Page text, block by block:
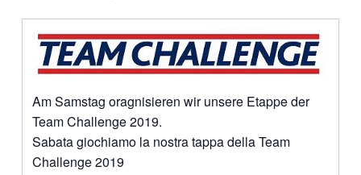
Am Samstag oragnisieren wir unsere Etappe der
Team Challenge 2019.
Sabata giochiamo la nostra tappa della Team
Challenge 2019